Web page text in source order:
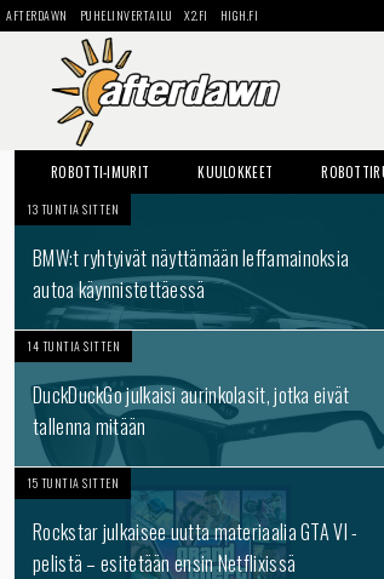
AFTERDAWN PUHELINVERTAILU X2.FI HIGH.FI
ROBOTTI-IMURIT KUULOKKEET
13 TUNTIA SITTEN
BMW:t ryhtyivät näyttämään leffamainoksia
autoa käynnistettäessä
14 TUNTIA SITTEN
DuckDuckGo julkaisi aurinkolasit, jotka eivät
tallenna mitään
15 TUNTIA SITTEN
Rockstar julkaisee uutta materiaalia GTA VI -
pelistä – esitetään ensin Netflixissä